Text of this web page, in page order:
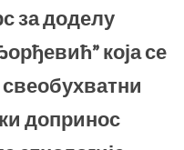
за доделу
која се
допринос